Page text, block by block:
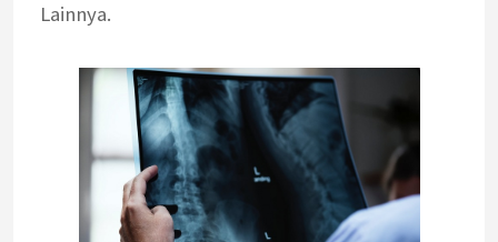
Lainnya.